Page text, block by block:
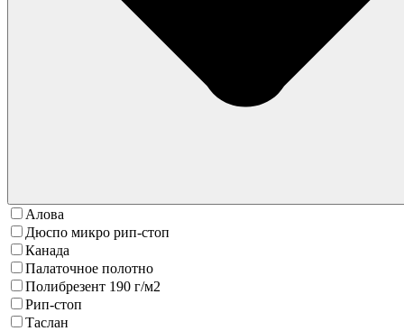
Алова
Дюспо микро рип-стоп
Канада
Палаточное полотно
Полибрезент 190 г/м2
Рип-стоп
Таслан